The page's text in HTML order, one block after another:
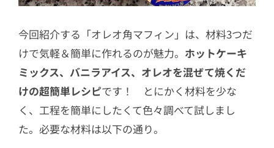
今回紹介する「オレオ角マフィン」は、材料3つだ
けで気軽＆簡単に作れるのが魅力。 ホットケーキ
ミックス、バニラアイス、オレオを混ぜて焼くだ
けの超簡単レシピです！ とにかく材料を少な
く、工程を簡単にしたくて色々調べて試しまし
た。必要な材料は以下の通り。